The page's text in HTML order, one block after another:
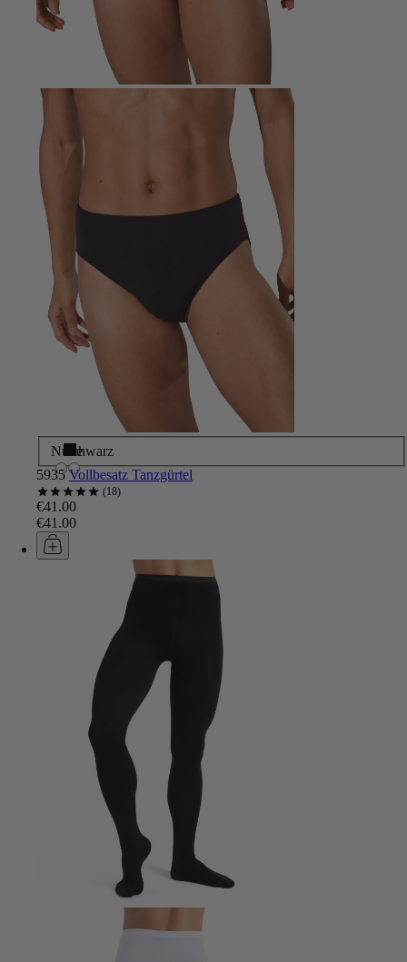
NudeSchwarz
5935 Vollbesatz Tanzgürtel
18
€41.00
€41.00